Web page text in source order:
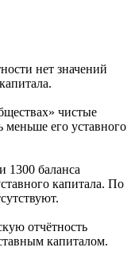
нет значений
чистые
его уставного
1300 баланса
капитала. По
отчётность
капиталом.